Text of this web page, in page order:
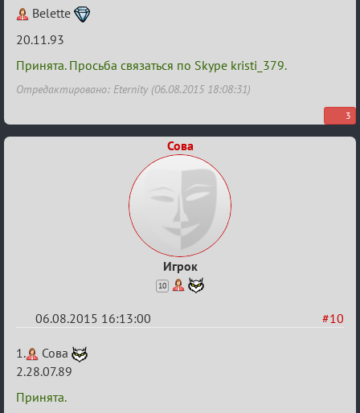
Re:
Строительная
карусель!
Belette
20.11.93
Принята. Просьба связаться по Skype kristi_379.
Отредактировано: Eternity (06.08.2015 18:08:31)
3
Сова
Игрок
10
#10
06.08.2015 16:13:00
Re:
Строительная
карусель!
1.
Сова
2.28.07.89
Принята.